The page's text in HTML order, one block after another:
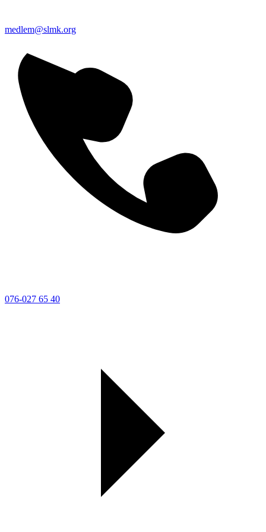
medlem@slmk.org
076-027 65 40